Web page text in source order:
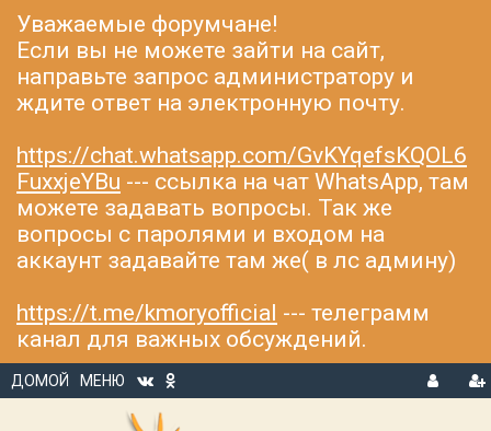
Уважаемые форумчане!
Если вы не можете зайти на сайт,
направьте запрос администратору и
ждите ответ на электронную почту.
https://chat.whatsapp.com/GvKYqefsKQOL6
FuxxjeYBu --- ссылка на чат WhatsApp, там
можете задавать вопросы. Так же
вопросы с паролями и входом на
аккаунт задавайте там же( в лс админу)
https://t.me/kmoryofficial --- телеграмм
канал для важных обсуждений.
ДОМОЙ
МЕНЮ
В
Р